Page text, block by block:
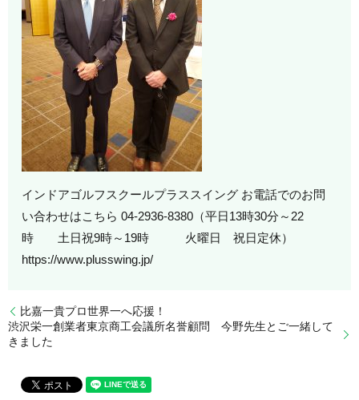
インドアゴルフスクールプラススイング お電話でのお問
い合わせはこちら 04-2936-8380（平日13時30分～22
時 土日祝9時～19時 火曜日 祝日定休）
https://www.plusswing.jp/
比嘉一貴プロ世界一へ応援！
渋沢栄一創業者東京商工会議所名誉顧問 今野先生とご一緒して
きました